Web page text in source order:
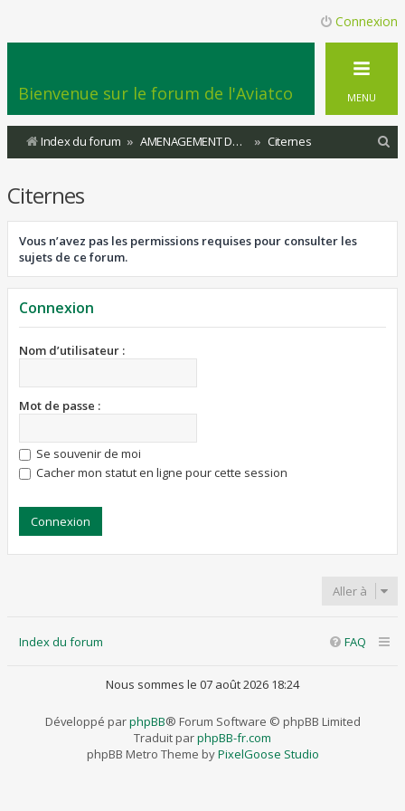
Connexion
Bienvenue sur le forum de l'Aviatco MENU
Index du forum AMENAGEMENT DU TERRITOIRE Citernes
c
Citernes
Vous n’avez pas les permissions requises pour consulter les
sujets de ce forum.
Connexion
Nom d’utilisateur :
Mot de passe :
Se souvenir de moi
Cacher mon statut en ligne pour cette session
Aller à
Index du forum FAQ
Nous sommes le 07 août 2026 18:24
Développé parphpBB® Forum Software © phpBB Limited
Traduit parphpBB-fr.com
phpBB Metro Theme byPixelGoose Studio